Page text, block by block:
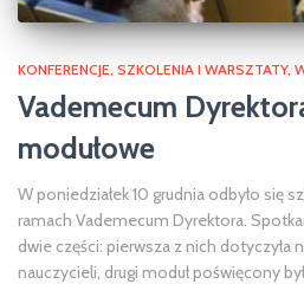
KONFERENCJE SZKOLENIA I WARSZTATY
Vademecum
modułowe
W poniedziałek 10 grudnia odbyło się
ramach Vademecum Dyrektora.
dwie części: pierwsza z nich
nauczycieli, drugi moduł poświęcony